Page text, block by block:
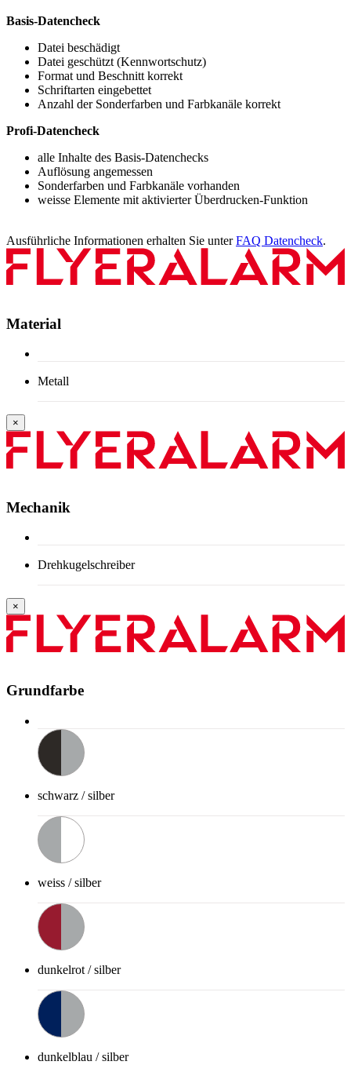
Basis-Datencheck
Datei beschädigt
Datei geschützt (Kennwortschutz)
Format und Beschnitt korrekt
Schriftarten eingebettet
Anzahl der Sonderfarben und Farbkanäle korrekt
Profi-Datencheck
alle Inhalte des Basis-Datenchecks
Auflösung angemessen
Sonderfarben und Farbkanäle vorhanden
weisse Elemente mit aktivierter Überdrucken-Funktion
Ausführliche Informationen erhalten Sie unterFAQ Datencheck.
Material
Metall
×
Mechanik
Drehkugelschreiber
×
Grundfarbe
schwarz / silber
weiss / silber
dunkelrot / silber
dunkelblau / silber